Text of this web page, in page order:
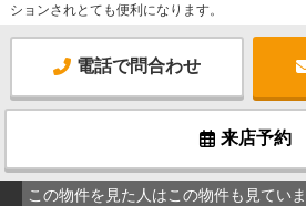
ションされとても便利になります。
電話で問合わせ
来店予約
この物件を見た人はこの物件も見てい